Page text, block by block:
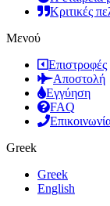
Κριτικές
Μενού
Επιστροφές
Αποστολή
Εγγύηση
FAQ
Greek
Greek
English